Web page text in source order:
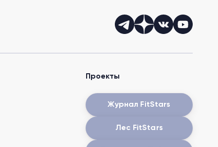
Проекты
Журнал FitStars
Лес FitStars